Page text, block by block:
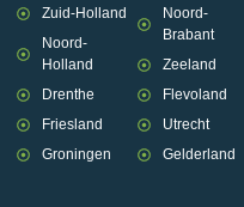
Zuid-Holland
Noord-
Holland
Drenthe
Friesland
Groningen
Noord-
Brabant
Zeeland
Flevoland
Utrecht
Gelderland